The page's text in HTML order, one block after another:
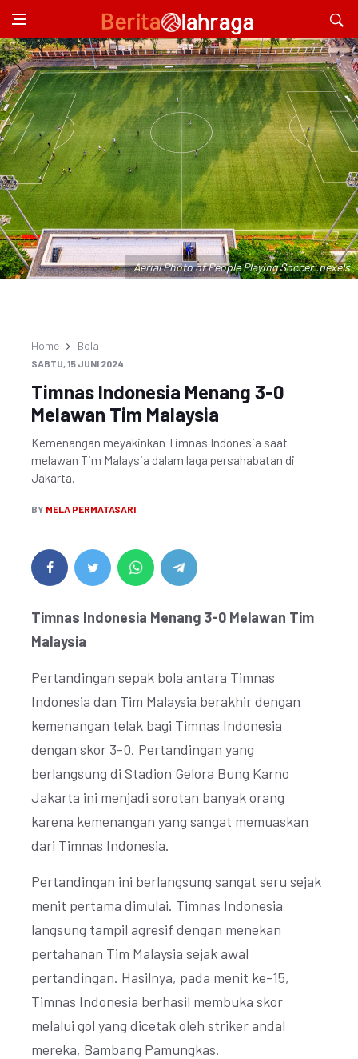
Aerial Photo of People Playing Soccer .pexels
Home Bola
SABTU, 15 JUNI 2024
Timnas Indonesia Menang 3-0
Melawan Tim Malaysia
Kemenangan meyakinkan Timnas Indonesia saat
melawan Tim Malaysia dalam laga persahabatan di
Jakarta.
BY MELA PERMATASARI
Timnas Indonesia Menang 3-0 Melawan Tim
Malaysia
Pertandingan sepak bola antara Timnas
Indonesia dan Tim Malaysia berakhir dengan
kemenangan telak bagi Timnas Indonesia
dengan skor 3-0. Pertandingan yang
berlangsung di Stadion Gelora Bung Karno
Jakarta ini menjadi sorotan banyak orang
karena kemenangan yang sangat memuaskan
dari Timnas Indonesia.
Pertandingan ini berlangsung sangat seru sejak
menit pertama dimulai. Timnas Indonesia
langsung tampil agresif dengan menekan
pertahanan Tim Malaysia sejak awal
pertandingan. Hasilnya, pada menit ke-15,
Timnas Indonesia berhasil membuka skor
melalui gol yang dicetak oleh striker andal
mereka, Bambang Pamungkas.